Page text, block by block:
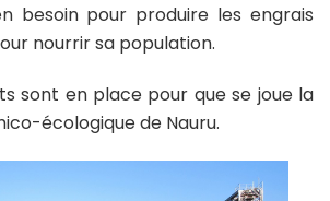
besoin pour produire les engrais
nourrir sa population.
sont en place pour que se joue la
écologique de Nauru.